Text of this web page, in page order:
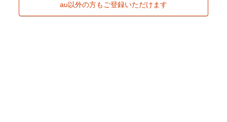
au以外の方もご登録いただけます